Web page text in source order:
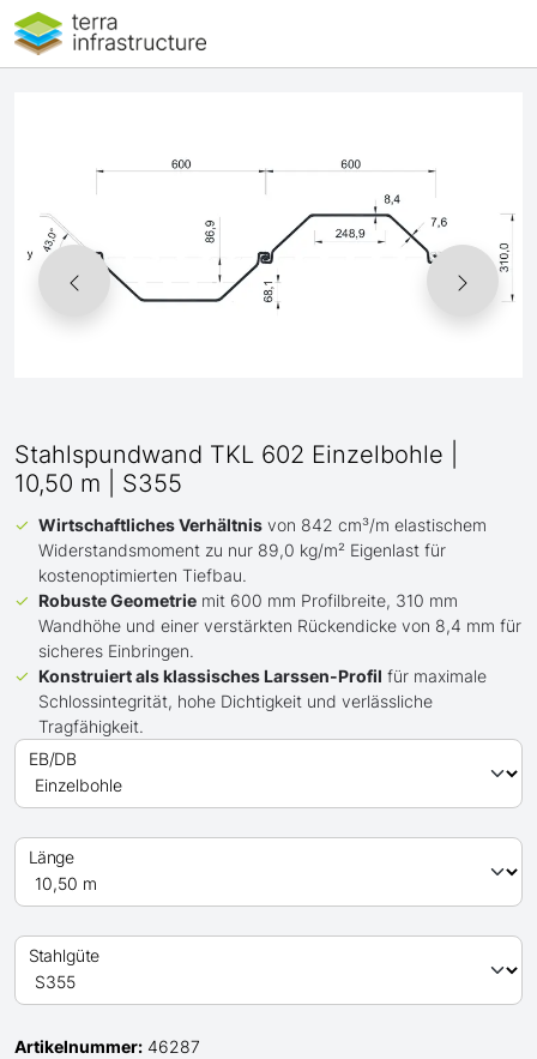
Stahlspundwand TKL 602 Einzelbohle |
10,50 m | S355
Wirtschaftliches Verhältnis von 842 cm³/m elastischem
Widerstandsmoment zu nur 89,0 kg/m² Eigenlast für
kostenoptimierten Tiefbau.
Robuste Geometrie mit 600 mm Profilbreite, 310 mm
Wandhöhe und einer verstärkten Rückendicke von 8,4 mm für
sicheres Einbringen.
Konstruiert als klassisches Larssen-Profil für maximale
Schlossintegrität, hohe Dichtigkeit und verlässliche
Tragfähigkeit.
EB/DB
Länge
Stahlgüte
Artikelnummer: 46287